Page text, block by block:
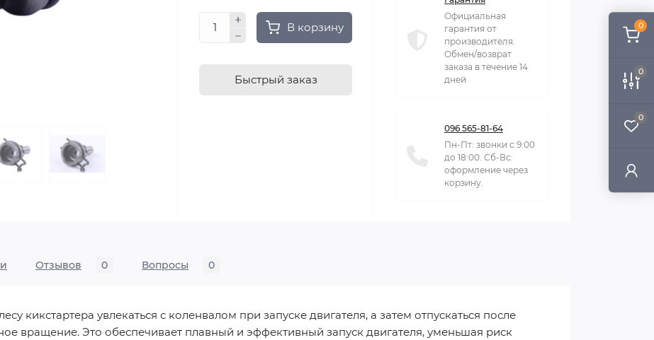
0
0
0
В корзину
Быстрый заказ
Официальная
гарантия от
производителя.
Обмен/возврат
заказа в течение 14
дней
096 565-81-64
Пн-Пт: звонки с 9:00
до 18:00. Сб-Вс:
оформление через
корзину.
Отзывов 0 Вопросы 0
кикстартера увлекаться с коленвалом при запуске двигателя, а затем отпускаться после
вращение. Это обеспечивает плавный и эффективный запуск двигателя, уменьшая риск